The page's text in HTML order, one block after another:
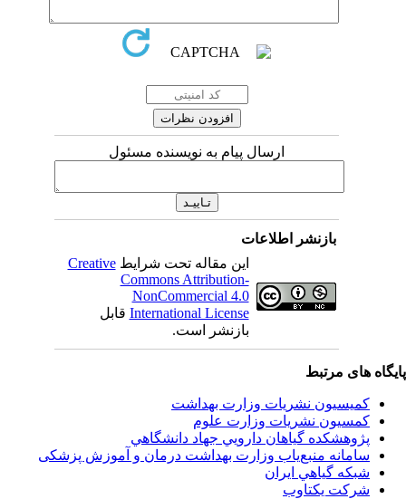
ارسال پیام به نویسنده مسئول
بازنشر اطلاعات
این مقاله تحت شرایط Creative
Commons Attribution-
NonCommercial 4.0
International Licenseقابل
بازنشر است.
های مرتبط
کمیسیون نشریات وزارت بهداشت
کمسیون نشریات وزارت علوم
پژوهشكده گياهان دارويي جهاد دانشگاهي
سامانه منبع‌ياب وزارت بهداشت درمان و آموزش پزشکی
شبكه گياهي ايران
شرکت یکتاوب